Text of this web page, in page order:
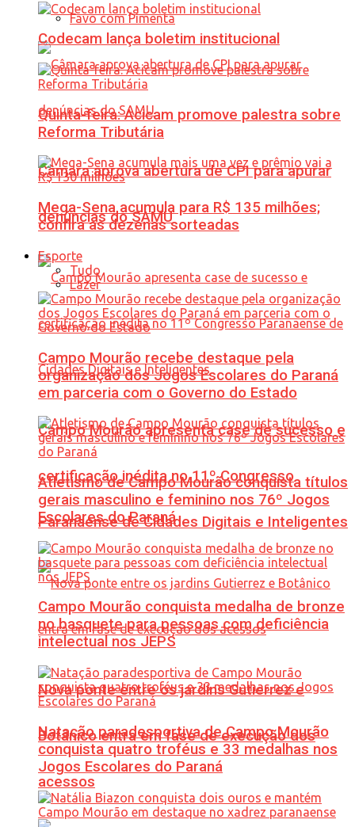
Favo com Pimenta
Câmara aprova abertura de CPI para apurar
denúncias do SAMU
Campo Mourão apresenta case de sucesso e
certificação inédita no 11º Congresso
Paranaense de Cidades Digitais e Inteligentes
Nova ponte entre os jardins Gutierrez e
Botânico entra em fase de execução dos
acessos
Codecam lança boletim institucional
Quinta-feira: Acicam promove palestra sobre
Reforma Tributária
Mega-Sena acumula para R$ 135 milhões;
confira as dezenas sorteadas
Esporte
Tudo
Lazer
Campo Mourão recebe destaque pela
organização dos Jogos Escolares do Paraná
em parceria com o Governo do Estado
Atletismo de Campo Mourão conquista títulos
gerais masculino e feminino nos 76º Jogos
Escolares do Paraná
Campo Mourão conquista medalha de bronze
no basquete para pessoas com deficiência
intelectual nos JEPS
Natação paradesportiva de Campo Mourão
conquista quatro troféus e 33 medalhas nos
Jogos Escolares do Paraná